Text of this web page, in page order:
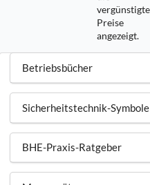
Preise
angezeigt.
Betriebsbücher
Sicherheitstechnik-Symbole
BHE-Praxis-Ratgeber